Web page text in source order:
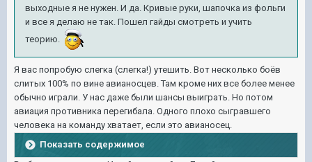
выходные я не нужен. И да. Кривые руки, шапочка из фольги
и все я делаю не так. Пошел гайды смотреть и учить
теорию.
Я вас попробую слегка (слегка!) утешить. Вот несколько боёв
слитых 100% по вине авианосцев. Там кроме них все более менее
обычно играли. У нас даже были шансы выиграть. Но потом
авиация противника перегибала. Одного плохо сыгравшего
человека на команду хватает, если это авианосец.
Показать содержимое